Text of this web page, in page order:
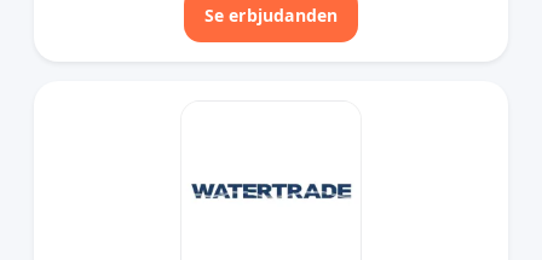
Se erbjudanden